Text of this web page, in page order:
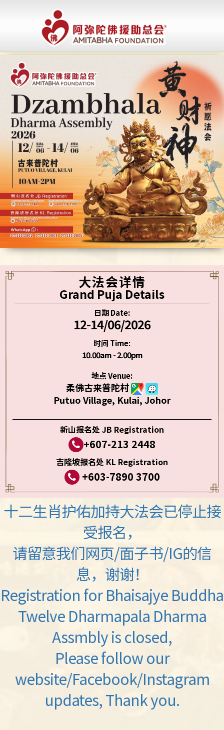
大法会详情
Grand Puja Details
日期 Date:
12-14/06/2026
时间 Time:
10.00am - 2.00pm
地点 Venue:
柔佛古来普陀村
Putuo Village, Kulai, Johor
新山报名处 JB Registration
+607-213 2448
吉隆坡报名处 KL Registration
+603-7890 3700
十二生肖护佑加持大法会已停止接
受报名，
请留意我们网页/面子书/IG的信
息，谢谢！
Registration for Bhaisajye Buddha
Twelve Dharmapala Dharma
Assmbly is closed,
Please follow our
website/Facebook/Instagram
updates, Thank you.